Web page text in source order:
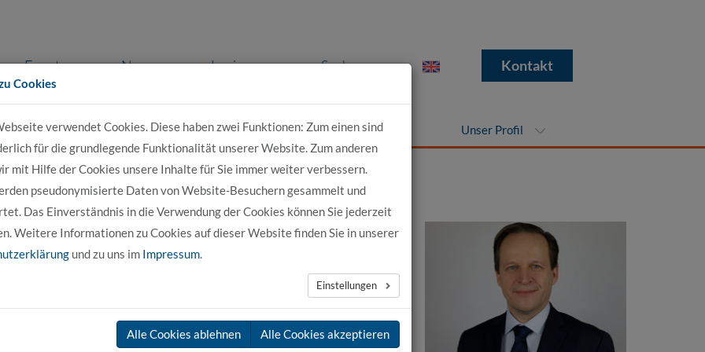
Events News Login Suche Kontakt
Bewerber Für Studierende Für Unternehmen Unser Profil
Trägerin
21 gemeinnützige GmbH.
Cookies
verwendet Cookies. Diese haben zwei Funktionen: Zum einen sind
für die grundlegende Funktionalität unserer Website. Zum anderen
mit Hilfe der Cookies unsere Inhalte für Sie immer weiter verbessern.
pseudonymisierte Daten von Website-Besuchern gesammelt und
Das Einverständnis in die Verwendung der Cookies können Sie jederzeit
Weitere Informationen zu Cookies auf dieser Website finden Sie in unserer
und zu uns im Impressum.
Einstellungen
Alle Cookies ablehnen Alle Cookies akzeptieren